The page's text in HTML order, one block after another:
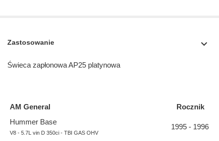
Zastosowanie
Świeca zapłonowa AP25 platynowa
AM General
Rocznik
Hummer Base
V8 - 5.7L vin D 350ci - TBI GAS OHV
1995 - 1996